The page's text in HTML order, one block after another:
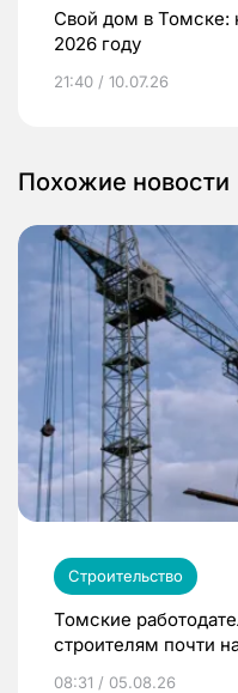
Свой дом в Томске:
2026 году
21:40 / 10.07.26
Похожие новости
Строительство
Томские
строителям почти
08:31 / 05.08.26